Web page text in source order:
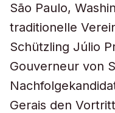
São Paulo,
traditionelle
Schützling Júlio
Gouverneur von
Gerais den